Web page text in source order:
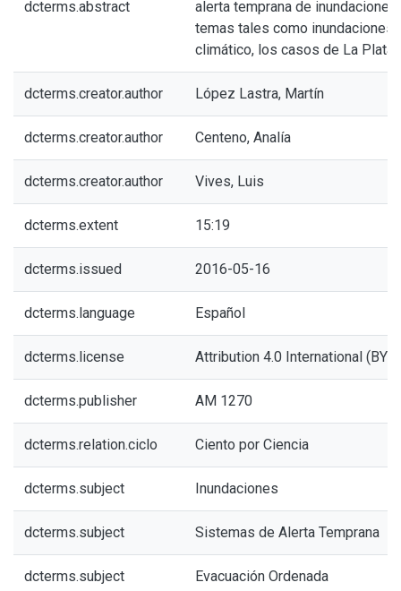
dcterms.abstract
alerta temprana de
temas tales como inundaciones,
climático, los casos de La Plata
dcterms.creator.author López Lastra, Martín
dcterms.creator.author Centeno, Analía
dcterms.creator.author Vives, Luis
dcterms.extent 15:19
dcterms.issued 2016-05-16
dcterms.language Español
dcterms.license Attribution 4.0 International (BY
dcterms.publisher AM 1270
dcterms.relation.ciclo Ciento por Ciencia
dcterms.subject Inundaciones
dcterms.subject Sistemas de Alerta Temprana
dcterms.subject Evacuación Ordenada